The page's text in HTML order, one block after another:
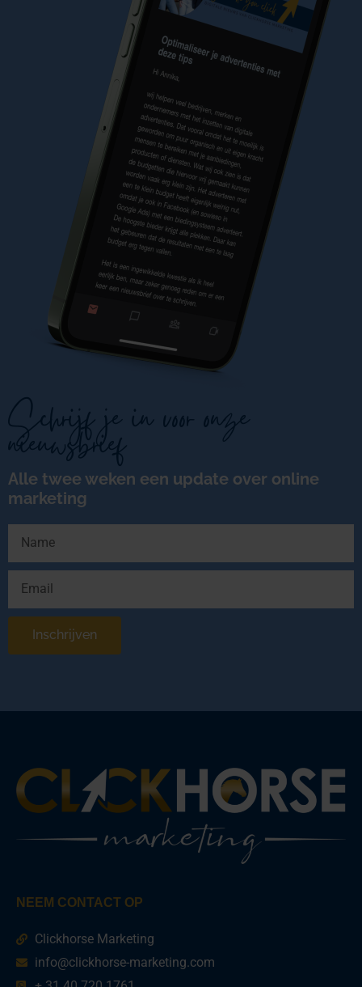
Schrijf je in voor onze
nieuwsbrief
Alle twee weken een update over online
marketing
Inschrijven
NEEM CONTACT OP
Clickhorse Marketing
info@clickhorse-marketing.com